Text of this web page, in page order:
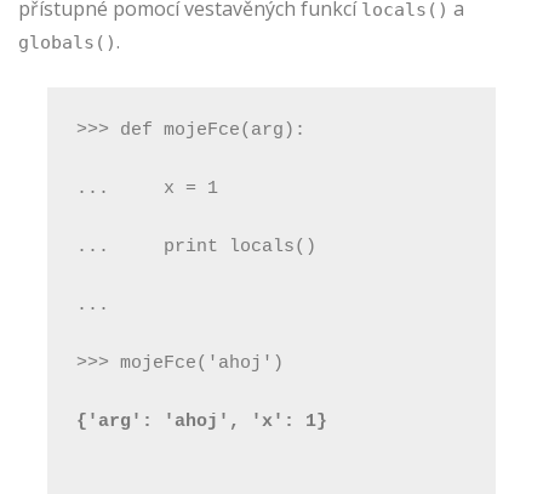
přístupné pomocí vestavěných funkcí locals() a
globals().
>>> def mojeFce(arg):
...     x = 1
...     print locals()
...
>>> mojeFce('ahoj')
{'arg': 'ahoj', 'x': 1}